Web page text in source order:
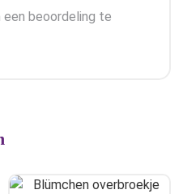
een beoordeling te